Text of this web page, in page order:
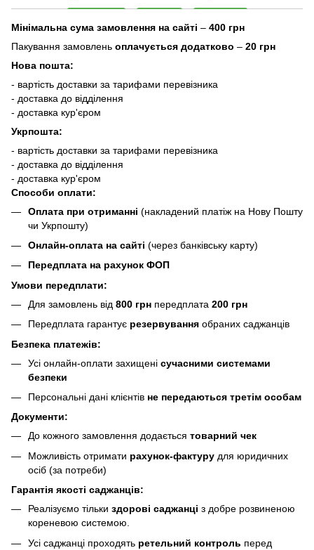
Мінімальна сума замовлення на сайті – 400 грн
Пакування замовлень оплачується додатково – 20 грн
Нова пошта:
- вартість доставки за тарифами перевізника
- доставка до відділення
- доставка кур'єром
Укрпошта:
- вартість доставки за тарифами перевізника
- доставка до відділення
- доставка кур'єром
Способи оплати:
Оплата при отриманні (накладений платіж на Нову Пошту
чи Укрпошту)
Онлайн-оплата на сайті (через банківську карту)
Передплата на рахунок ФОП
Умови передплати:
Для замовлень від 800 грн передплата 200 грн
Передплата гарантує резервування обраних саджанців
Безпека платежів:
Усі онлайн-оплати захищені сучасними системами
безпеки
Персональні дані клієнтів не передаються третім особам
Документи:
До кожного замовлення додається товарний чек
Можливість отримати рахунок-фактуру для юридичних
осіб (за потреби)
Гарантія якості саджанців:
Реалізуємо тільки здорові саджанці з добре розвиненою
кореневою системою.
Усі саджанці проходять ретельний контроль перед